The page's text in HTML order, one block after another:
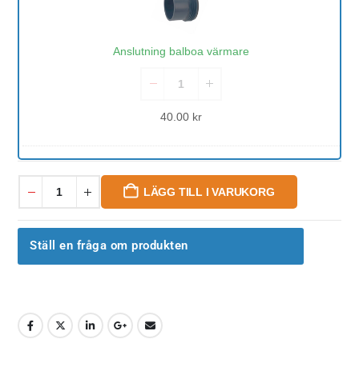
Anslutning balboa värmare
40.00 kr
LÄGG TILL I VARUKORG
Ställ en fråga om produkten